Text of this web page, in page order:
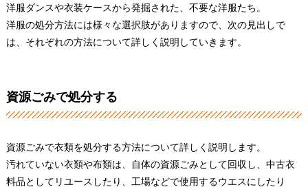
洋服ダンスや衣装ケースから発掘された、不要な洋服たち。
洋服の処分方法には様々な選択肢がありますので、次の見出しで
は、それぞれの方法について詳しく説明していきます。
資源ごみで処分する
資源ごみで衣類を処分する方法について詳しく説明します。
汚れていない衣類や布類は、自体の資源ごみとして回収し、中古衣
料品としてリユースしたり、工場などで使用するウエスにしたり